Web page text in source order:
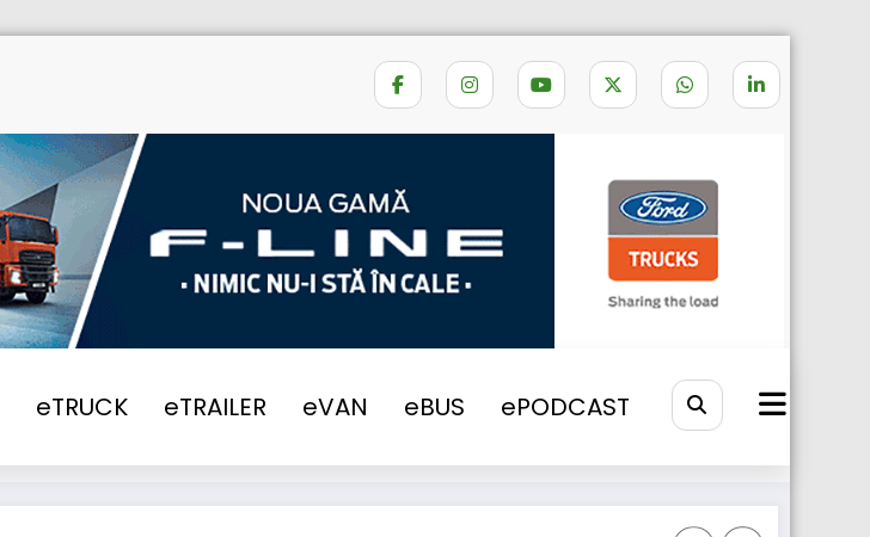
eTRUCK eTRAILER eVAN eBUS ePODCAST
UK – Cinci mii de vize pentru soferii de camion straini